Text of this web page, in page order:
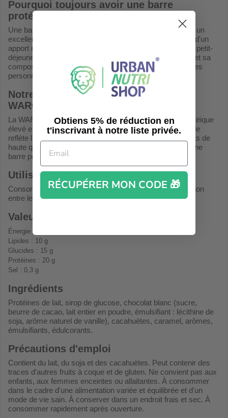
Pourquoi toujours avoir une barre
protéinée avec soi ?
Une barre protéinée comme la WARCRY® BAR 55g est un
excellent snack pour les moments où vous avez besoin d'un
apport rapide en protéines. Elle peut également servir de petit-
déjeuner rapide si vous manquez de temps. Sa praticité et sa
composition en font un allié de choix pour les sportifs et les
personnes actives.
Notre avis sur la consommation de la
WARCRY® BAR 55g
La WARCRY® BAR 55g se distingue par son apport protéique
élevé et sa qualité de fabrication. Certifiée sans OGM, elle
reflète l'engagement de Genius Nutrition pour des produits de
haute qualité. Elle est idéale pour ceux qui recherchent une
barre protéinée savoureuse et efficace.
Utilisation conseillée
Consommez une barre après l'entraînement ou en collation
entre les repas pour soutenir vos besoins en protéines.
Valeurs nutritionnelles pour 55g
Énergie : 218 kcal
Lipides : 10 g
Glucides : 15 g
Protéines : 20 g
Sel : 0,3 g
Ingrédients
Protéines de lait, sirop de glucose, chocolat blanc (sucre,
beurre de cacao, lait entier en poudre, émulsifiant : lécithine de
soja, arôme naturel de vanille), cacahuètes, caramel, arômes,
émulsifiants, édulcorants.
Précautions d'emploi
Contient du lait, du soja et des cacahuètes. Peut contenir des
traces d'autres fruits à coque et de gluten. Ne convient pas aux
enfants, aux femmes enceintes ou allaitantes. À consommer
dans le cadre d'une alimentation variée et équilibrée et d'un
mode de vie sain. À conserver dans un endroit frais et sec. À
consommer rapidement après ouverture.
Obtiens 5% de réduction en
t'inscrivant à notre liste privée.
RÉCUPÉRER MON CODE 🎁